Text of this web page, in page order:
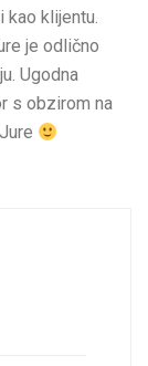
kao klijentu.
je odlično
Ugodna
s obzirom na